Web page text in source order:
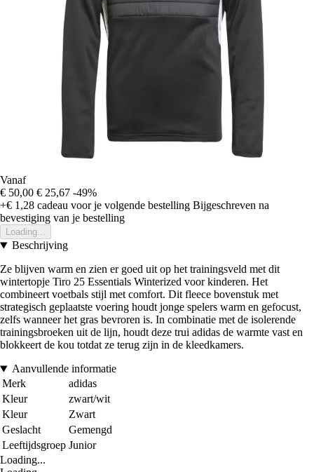
Vanaf
€ 50,00 € 25,67 -49%
+€ 1,28 cadeau voor je volgende bestelling Bijgeschreven na
bevestiging van je bestelling
Loading...
Beschrijving
Ze blijven warm en zien er goed uit op het trainingsveld met dit
wintertopje Tiro 25 Essentials Winterized voor kinderen. Het
combineert voetbals stijl met comfort. Dit fleece bovenstuk met
strategisch geplaatste voering houdt jonge spelers warm en gefocust,
zelfs wanneer het gras bevroren is. In combinatie met de isolerende
trainingsbroeken uit de lijn, houdt deze trui adidas de warmte vast en
blokkeert de kou totdat ze terug zijn in de kleedkamers.
Aanvullende informatie
Merk
adidas
Kleur
zwart/wit
Kleur
Zwart
Geslacht
Gemengd
Leeftijdsgroep Junior
Loading...